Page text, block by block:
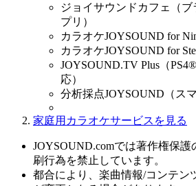
ジョイサウンドカフェ（
プリ）
カラオケJOYSOUND for
カラオケJOYSOUND for
JOYSOUND.TV Plus（
応）
分析採点JOYSOUND（ス
家庭用カラオケサービスを見る
JOYSOUND.comでは著作権保
刷行為を禁止しています。
都合により、楽曲情報/コンテン